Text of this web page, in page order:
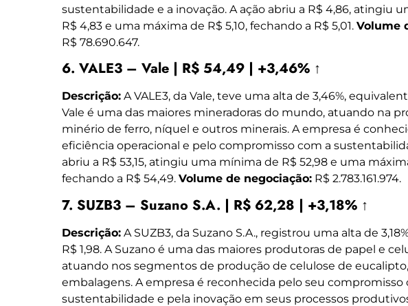
sustentabilidade e a inovação. A ação abriu a R$ 4,86, atingiu
R$ 4,83 e uma máxima de R$ 5,10, fechando a R$ 5,01. Volume
R$ 78.690.647.
6. VALE3 – Vale | R$ 54,49 | +3,46% ↑
Descrição: A VALE3, da Vale, teve uma alta de 3,46%,
Vale é uma das maiores mineradoras do mundo, atuando na
minério de ferro, níquel e outros minerais. A empresa é
eficiência operacional e pelo compromisso com a
abriu a R$ 53,15, atingiu uma mínima de R$ 52,98 e uma
fechando a R$ 54,49. Volume de negociação: R$ 2.783.161.974.
7. SUZB3 – Suzano S.A. | R$ 62,28 | +3,18% ↑
Descrição: A SUZB3, da Suzano S.A., registrou uma alta de
R$ 1,98. A Suzano é uma das maiores produtoras de papel e
atuando nos segmentos de produção de celulose de
embalagens. A empresa é reconhecida pelo seu compromisso
sustentabilidade e pela inovação em seus processos